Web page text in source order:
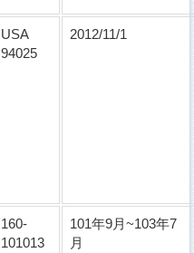
USA
94025
2012/11/1
160-
101013
101年9月~103年7
月